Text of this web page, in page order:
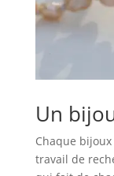
Un
Chaque
travail de